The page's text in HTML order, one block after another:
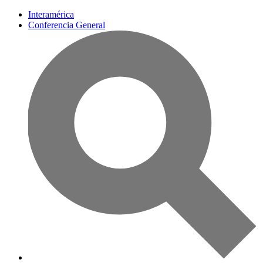
Interamérica
Conferencia General